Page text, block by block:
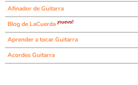
Afinador de Guitarra
Blog de LaCuerda ¡nuevo!
Aprender a tocar Guitarra
Acordes Guitarra